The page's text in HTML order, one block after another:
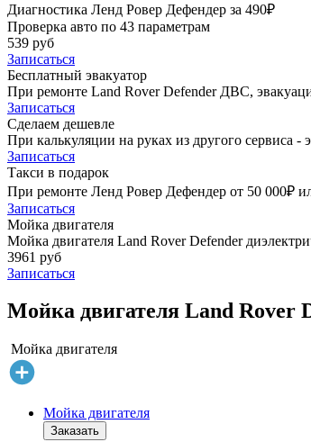
Диагностика Ленд Ровер Дефендер за 490₽
Проверка авто по 43 параметрам
539 руб
Записаться
Бесплатный эвакуатор
При ремонте Land Rover Defender ДВС,
Записаться
Сделаем дешевле
При калькуляции на руках из другого сервиса -
Записаться
Такси в подарок
При ремонте Ленд Ровер Дефендер от 50 000₽
Записаться
Мойка двигателя
Мойка двигателя Land Rover Defender
3961 руб
Записаться
Мойка двигателя Land Rover
Мойка двигателя
Мойка двигателя
Заказать